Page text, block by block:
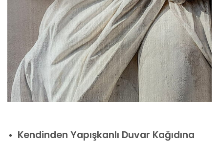
Kendinden Yapışkanlı Duvar Kağıdına